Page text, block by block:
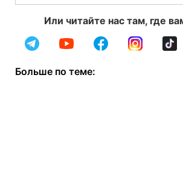
Или читайте нас там, где
Больше по теме: